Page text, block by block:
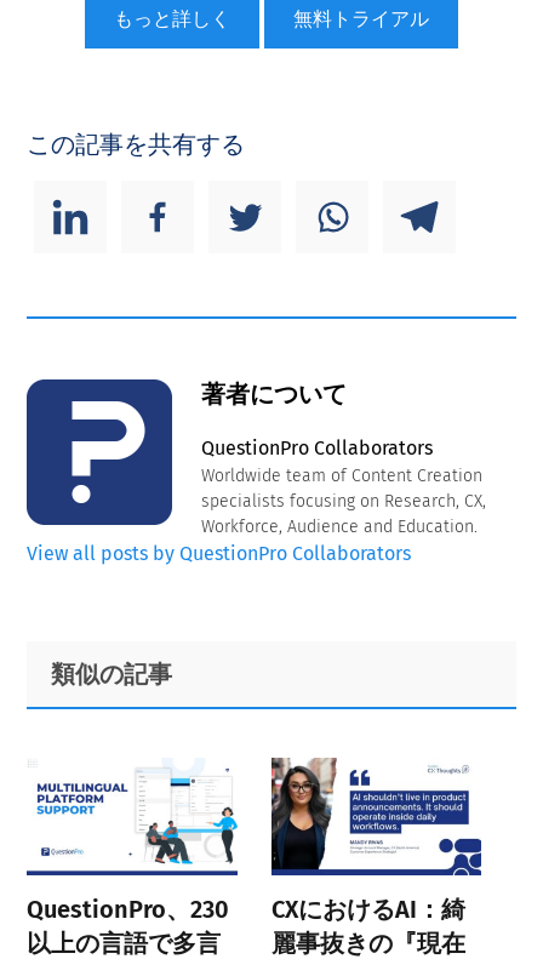
もっと詳しく 無料トライアル
この記事を共有する
著者について
QuestionPro Collaborators
Worldwide team of Content Creation
specialists focusing on Research, CX,
Workforce, Audience and Education.
View all posts by QuestionPro Collaborators
Primary
Sidebar
Footer
類似の記事
QuestionPro、230
以上の言語で多言
CXにおけるAI：綺
麗事抜きの『現在